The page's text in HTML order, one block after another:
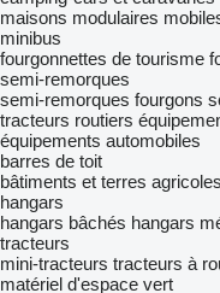
maisons modulaires
minibus
fourgonnettes de tourisme
semi-remorques
semi-remorques fourgons
tracteurs routiers
équipements automobiles
barres de toit
bâtiments et terres agricoles
hangars
hangars bâchés hangars
tracteurs
mini-tracteurs tracteurs à
matériel d'espace vert